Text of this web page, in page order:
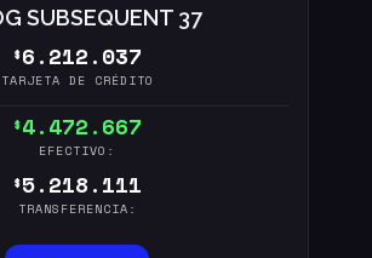
SUBSEQUENT 37
$6.212.037
TARJETA DE CRÉDITO
$4.472.667
EFECTIVO:
$5.218.111
TRANSFERENCIA: